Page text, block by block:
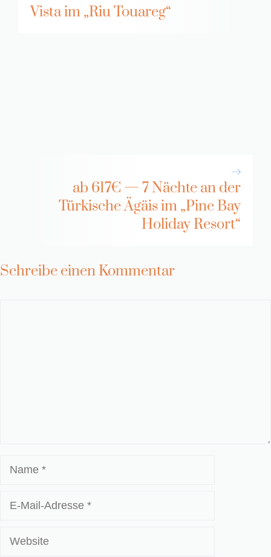
Vista im „Riu Touareg“
ab 617€ — 7 Nächte an der
Türkische Ägäis im „Pine Bay
Holiday Resort“
Schreibe einen Kommentar